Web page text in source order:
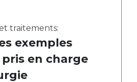
traitements:
exemples
pris en charge